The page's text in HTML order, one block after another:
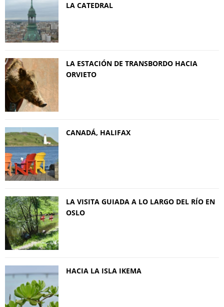
LA CATEDRAL
LA ESTACIÓN DE TRANSBORDO HACIA
ORVIETO
CANADÁ, HALIFAX
LA VISITA GUIADA A LO LARGO DEL RÍO EN
OSLO
HACIA LA ISLA IKEMA